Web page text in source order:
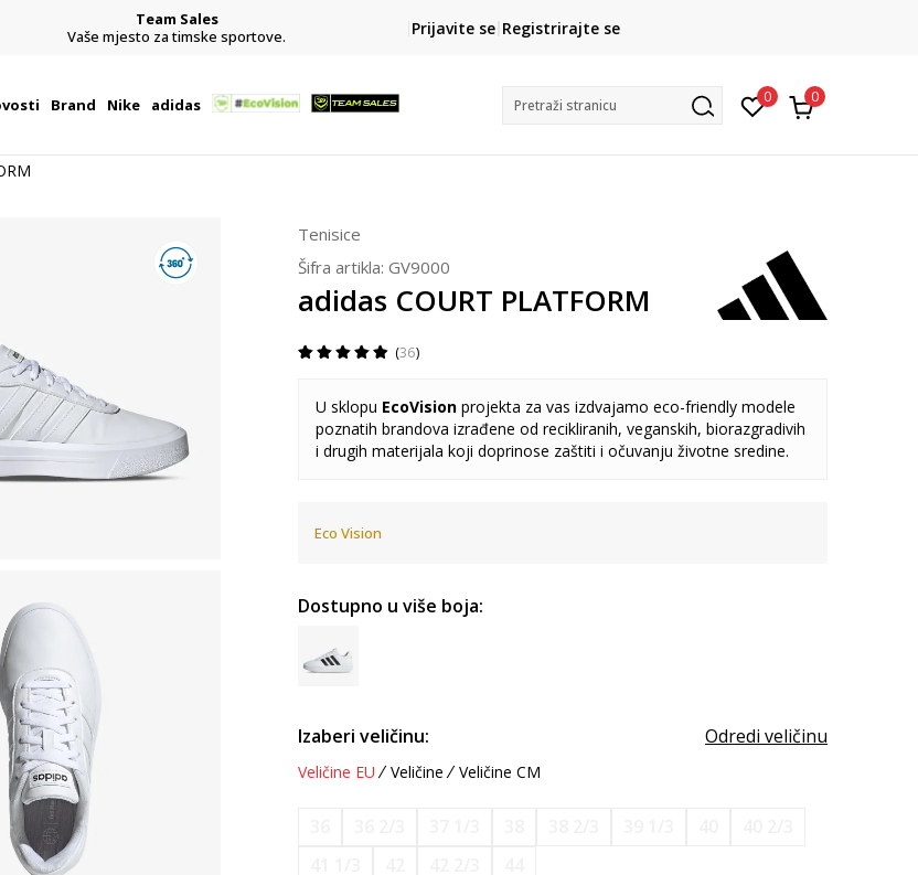
Team Sales
Vaše mjesto za timske sportove.
CLICK& COLLECT
besplatno preuzimanje u trgovini
Prijavite se Registrirajte se
Brand Nike adidas Pretraži stranicu 0 0
Tenisice
Šifra artikla: GV9000
adidas COURT PLATFORM
36
U sklopu EcoVision projekta za vas izdvajamo eco-friendly modele
poznatih brandova izrađene od recikliranih, veganskih, biorazgradivih
i drugih materijala koji doprinose zaštiti i očuvanju životne sredine.
Eco Vision
Dostupno u više boja:
Izaberi veličinu: Odredi veličinu
Veličine EU Veličine Veličine CM